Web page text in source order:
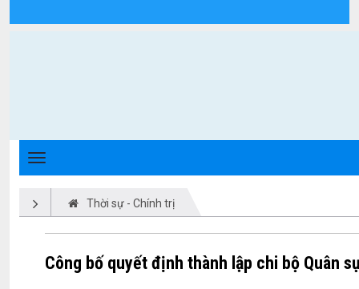
Thời sự - Chính trị
Công bố quyết định thành lập chi bộ Quân